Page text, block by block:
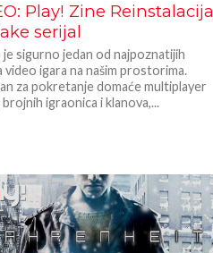
Play! Zine Reinstalacija
serijal
je sigurno jedan od najpoznatijih
video igara na našim prostorima.
za pokretanje domaće multiplayer
igraonica i klanova,...